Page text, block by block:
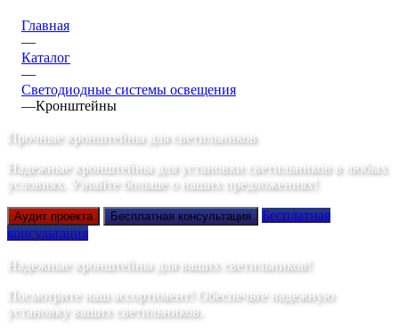
Главная
—
Каталог
—
Светодиодные системы освещения
—Кронштейны
Прочные кронштейны для светильников
Надежные кронштейны для установки светильников в любых
условиях. Узнайте больше о наших предложениях!
Аудит проекта Бесплатная консультация
Бесплатная
консультация
Надежные кронштейны для ваших светильников!
Посмотрите наш ассортимент! Обеспечьте надежную
установку ваших светильников.